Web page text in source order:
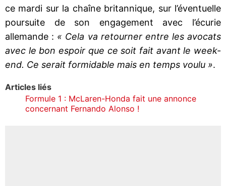
ce mardi sur la chaîne britannique, sur l’éventuelle
poursuite de son engagement avec l’écurie
allemande : « Cela va retourner entre les avocats
avec le bon espoir que ce soit fait avant le week-
end. Ce serait formidable mais en temps voulu ».
Articles liés
Formule 1 : McLaren-Honda fait une annonce
concernant Fernando Alonso !